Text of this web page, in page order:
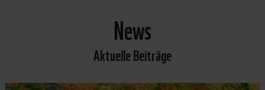
News
Aktuelle Beiträge